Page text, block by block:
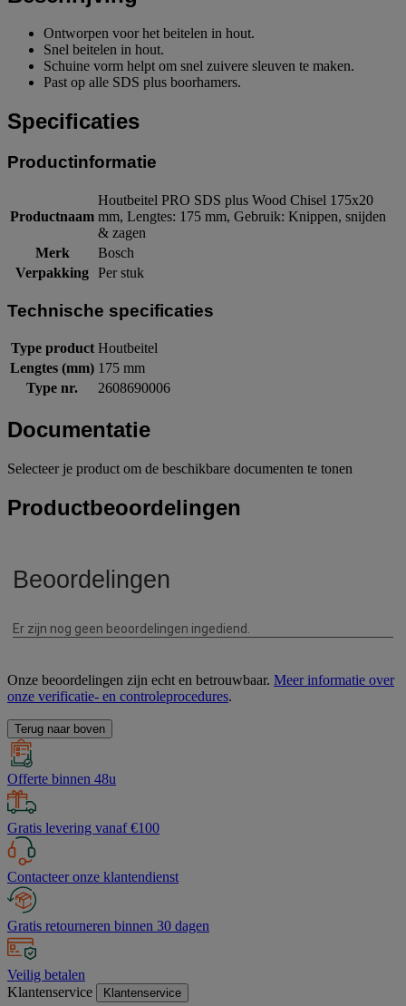
Ontworpen voor het beitelen in hout.
Snel beitelen in hout.
Schuine vorm helpt om snel zuivere sleuven te maken.
Past op alle SDS plus boorhamers.
Specificaties
Productinformatie
Productnaam
Houtbeitel PRO SDS plus Wood Chisel 175x20
mm, Lengtes: 175 mm, Gebruik: Knippen, snijden
& zagen
Merk
Bosch
Verpakking Per stuk
Technische specificaties
Type product Houtbeitel
Lengtes (mm) 175 mm
Type nr.
2608690006
Documentatie
Selecteer je product om de beschikbare documenten te tonen
Productbeoordelingen
Onze beoordelingen zijn echt en betrouwbaar. Meer informatie over
onze verificatie- en controleprocedures.
Terug naar boven
Offerte binnen 48u
Gratis levering vanaf €100
Contacteer onze klantendienst
Gratis retourneren binnen 30 dagen
Veilig betalen
Klantenservice
Klantenservice